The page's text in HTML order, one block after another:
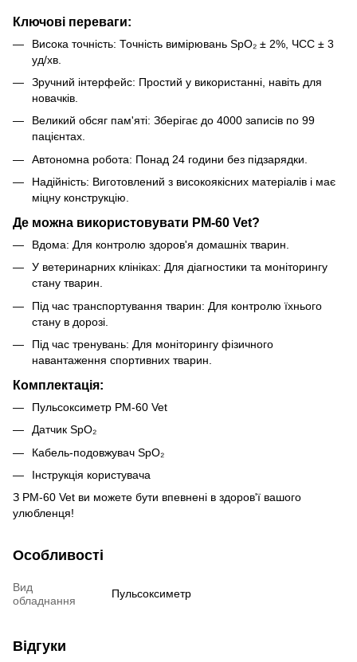
Ключові переваги:
Висока точність: Точність вимірювань SpO₂ ± 2%, ЧСС ± 3
уд/хв.
Зручний інтерфейс: Простий у використанні, навіть для
новачків.
Великий обсяг пам'яті: Зберігає до 4000 записів по 99
пацієнтах.
Автономна робота: Понад 24 години без підзарядки.
Надійність: Виготовлений з високоякісних матеріалів і має
міцну конструкцію.
Де можна використовувати PM-60 Vet?
Вдома: Для контролю здоров'я домашніх тварин.
У ветеринарних клініках: Для діагностики та моніторингу
стану тварин.
Під час транспортування тварин: Для контролю їхнього
стану в дорозі.
Під час тренувань: Для моніторингу фізичного
навантаження спортивних тварин.
Комплектація:
Пульсоксиметр PM-60 Vet
Датчик SpO₂
Кабель-подовжувач SpO₂
Інструкція користувача
З PM-60 Vet ви можете бути впевнені в здоров'ї вашого
улюбленця!
Особливості
Вид
обладнання
Пульсоксиметр
Відгуки